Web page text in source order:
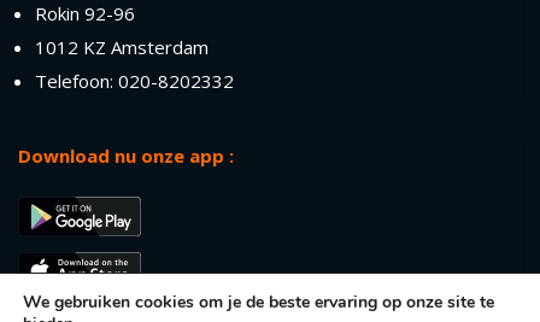
Rokin 92-96
1012 KZ Amsterdam
Telefoon: 020-8202332
Download nu onze app :
We gebruiken cookies om je de beste ervaring op onze site te